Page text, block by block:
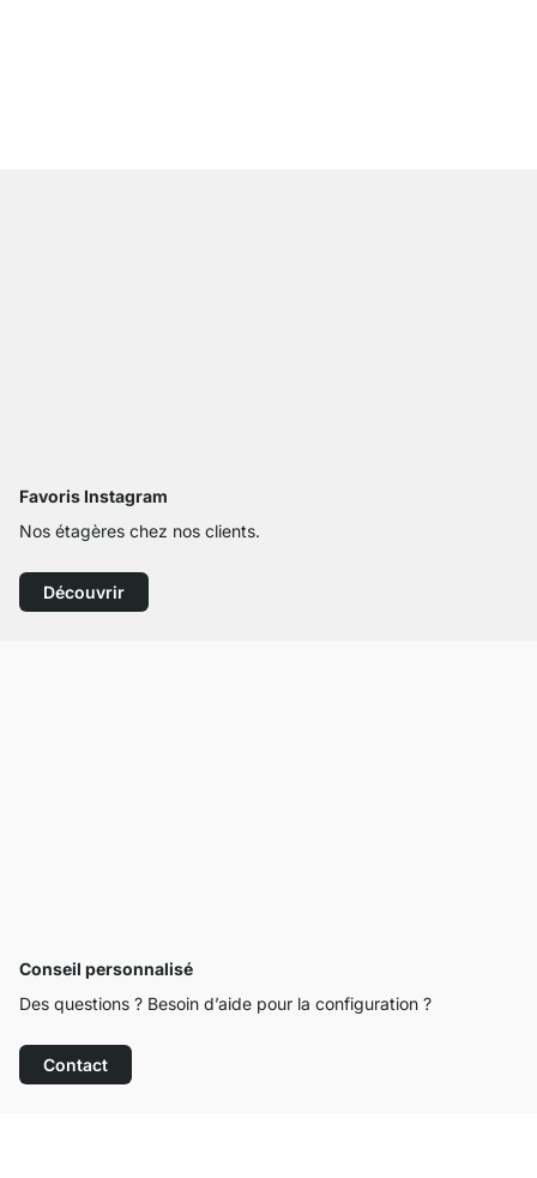
Favoris Instagram
Nos étagères chez nos clients.
Découvrir
Conseil personnalisé
Des questions ? Besoin d’aide pour la configuration ?
Contact